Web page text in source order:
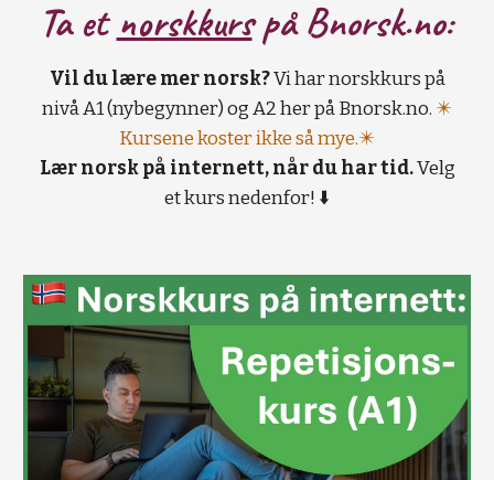
Ta et norskkurspå Bnorsk.no:
Vil du lære mer norsk?Vi har norskkurs på
nivå A1 (nybegynner) og A2 her på Bnorsk.no. ✴️
Kursene koster ikke så mye.✴️
Lær norsk på internett, når du har tid.Velg
et kurs nedenfor! ⬇️